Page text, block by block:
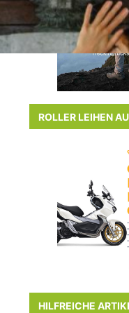
ROLLER LEIHEN
HILFREICHE